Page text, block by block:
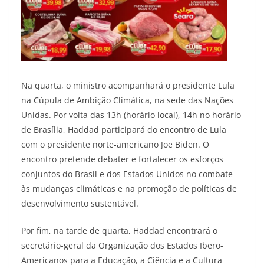
Na quarta, o ministro acompanhará o presidente Lula
na Cúpula de Ambição Climática, na sede das Nações
Unidas. Por volta das 13h (horário local), 14h no horário
de Brasília, Haddad participará do encontro de Lula
com o presidente norte-americano Joe Biden. O
encontro pretende debater e fortalecer os esforços
conjuntos do Brasil e dos Estados Unidos no combate
às mudanças climáticas e na promoção de políticas de
desenvolvimento sustentável.
Por fim, na tarde de quarta, Haddad encontrará o
secretário-geral da Organização dos Estados Ibero-
Americanos para a Educação, a Ciência e a Cultura